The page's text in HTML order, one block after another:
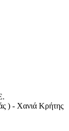
) - Χανιά Κρήτης